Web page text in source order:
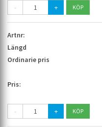
- +
- +